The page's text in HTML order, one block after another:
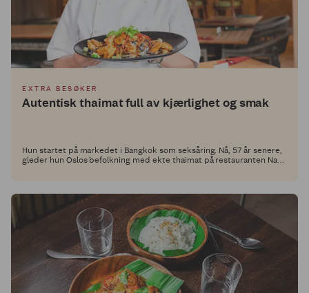
EXTRA BESØKER
Autentisk thaimat full av kjærlighet og smak
Hun startet på markedet i Bangkok som seksåring. Nå, 57 år senere,
gleder hun Oslos befolkning med ekte thaimat på restauranten Nam